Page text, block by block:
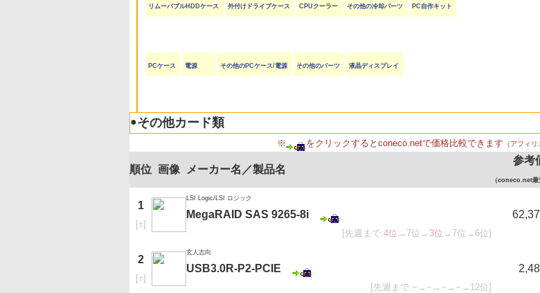
リムーバブルHDDケース 外付けドライブケース CPUクーラー その他の冷却パーツ PC自作キット
PCケース 電源 その他のPCケース/電源 その他のパーツ 液晶ディスプレイ
●その他カード類
※ をクリックするとconeco.netで価格比較できます （アフィ
順位 画像 メーカー名／製品名
参考
（coneco.net最
1
[↑]
LSI Logic/LSI ロジック
MegaRAID SAS 9265-8i
[先週まで:4位 →7位→ 3位 →7位→6位]
2
[↑]
玄人志向
USB3.0R-P2-PCIE
[先週まで:−→−→−→−→12位]